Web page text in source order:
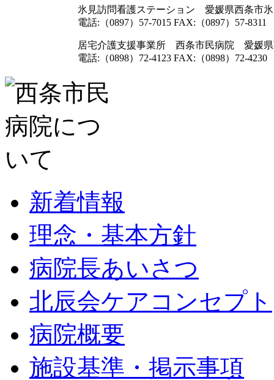
氷見訪問看護ステーション 愛媛県西条市氷
電話:（0897）57-7015 FAX:（0897）57-8311
居宅介護支援事業所 西条市民病院 愛媛県
電話:（0898）72-4123 FAX:（0898）72-4230
新着情報
理念・基本方針
病院長あいさつ
北辰会ケアコンセプト
病院概要
施設基準・掲示事項